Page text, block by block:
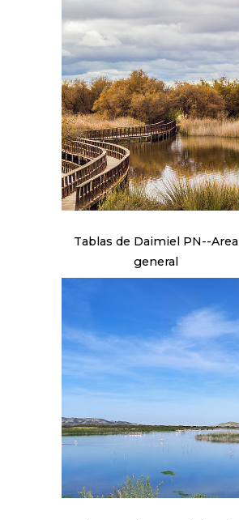
Tablas de Daimiel PN--Area
general